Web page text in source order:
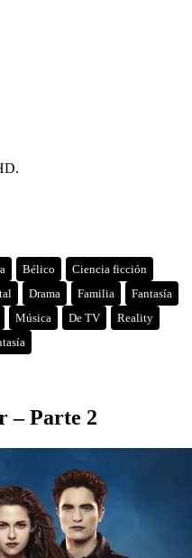
Bélico
Ciencia ficción
Drama Familia
Fantasía
Música De TV
Reality
– Parte 2